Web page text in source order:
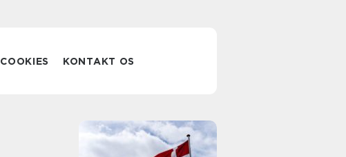
COOKIES KONTAKT OS